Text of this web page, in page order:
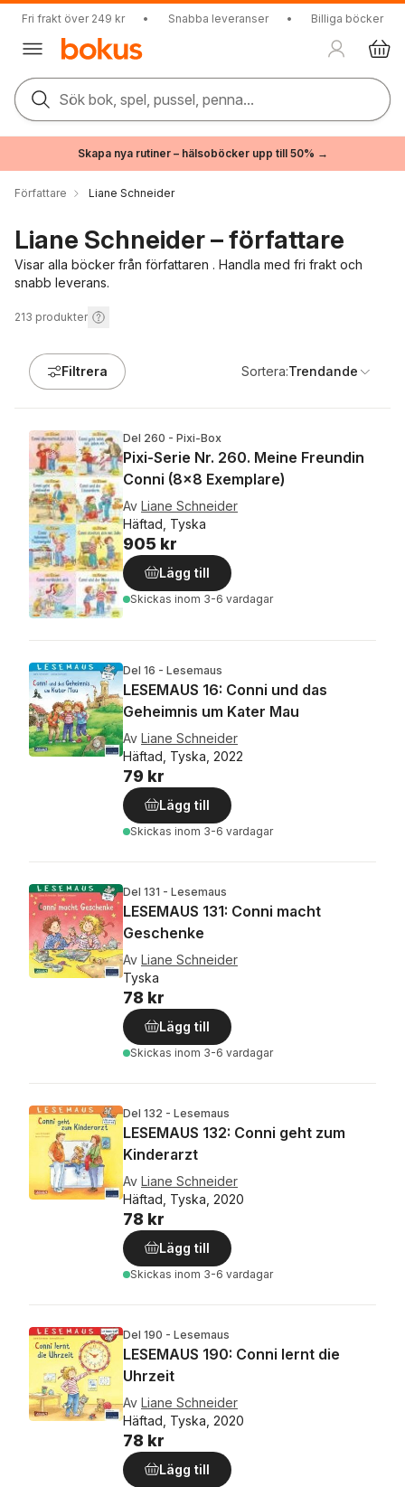
Fri frakt över 249 kr • Snabba leveranser • Billiga böcker
Sök bok, spel, pussel, penna...
Skapa nya rutiner – hälsoböcker upp till 50% →
Författare Liane Schneider
Liane Schneider – författare
Visar alla böcker från författaren . Handla med fri frakt och
snabb leverans.
213 produkter
Filtrera Sortera:Trendande
Del 260 - Pixi-Box
Pixi-Serie Nr. 260. Meine Freundin
Conni (8x8 Exemplare)
Av Liane Schneider
Häftad, Tyska
905 kr
Lägg till
Skickas inom 3-6 vardagar
Del 16 - Lesemaus
LESEMAUS 16: Conni und das
Geheimnis um Kater Mau
Av Liane Schneider
Häftad, Tyska, 2022
79 kr
Lägg till
Skickas inom 3-6 vardagar
Del 131 - Lesemaus
LESEMAUS 131: Conni macht
Geschenke
Av Liane Schneider
Tyska
78 kr
Lägg till
Skickas inom 3-6 vardagar
Del 132 - Lesemaus
LESEMAUS 132: Conni geht zum
Kinderarzt
Av Liane Schneider
Häftad, Tyska, 2020
78 kr
Lägg till
Skickas inom 3-6 vardagar
Del 190 - Lesemaus
LESEMAUS 190: Conni lernt die
Uhrzeit
Av Liane Schneider
Häftad, Tyska, 2020
78 kr
Lägg till